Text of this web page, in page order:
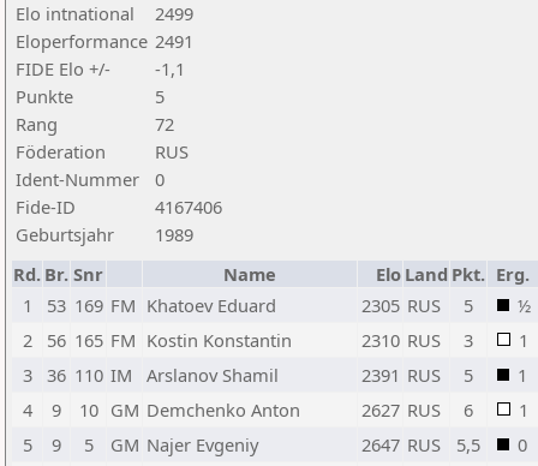
Elo intnational
2499
Eloperformance 2491
FIDE Elo +/-
-1,1
Punkte
5
Rang
72
Föderation
RUS
Ident-Nummer
0
Fide-ID
4167406
Geburtsjahr
1989
Rd. Br. Snr Name Elo Land Pkt. Erg.
1
53 169 FM Khatoev Eduard 2305 RUS 5
½
2
56 165 FM Kostin Konstantin 2310 RUS 3
1
3
36 110 IM Arslanov Shamil 2391 RUS 5
1
4
9 10 GM Demchenko Anton 2627 RUS 6
1
5
9 5 GM Najer Evgeniy 2647 RUS 5,5
0